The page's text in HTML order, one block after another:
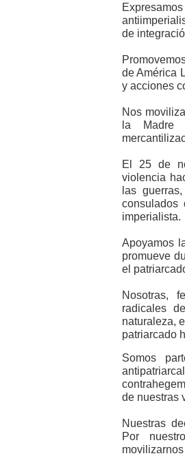
de
de América
y acciones
Nos
la Madre
El 25 de
violencia
las
imperialista.
Apoyamos
promueve
el
Nosotras,
radicales
naturaleza,
patriarcado
Somos
de nuestras
Nuestras
Por